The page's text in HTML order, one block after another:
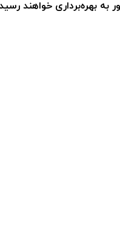
به بهره‌برداری خواهند